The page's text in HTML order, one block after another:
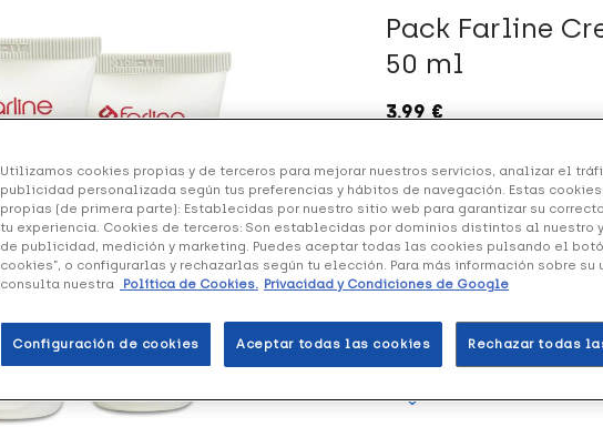
Pack Farline
50 ml
3.99 €
+ 8 puntosHealthies
(3 opiniones)
Crema de manos
Utilizamos cookies propias y de terceros para mejorar nuestros servicios, analizar el
publicidad personalizada según tus preferencias y hábitos de navegación. Estas
propias (de primera parte): Establecidas por nuestro sitio web para garantizar su
tu experiencia. Cookies de terceros: Son establecidas por dominios distintos al nuestro
de publicidad, medición y marketing. Puedes aceptar todas las cookies pulsando el
cookies”, o configurarlas y rechazarlas según tu elección. Para más información sobre
consulta nuestra
Política de Cookies. Privacidad y Condiciones de Google
Configuración de cookies Rechazar todas
Aceptar todas las cookies